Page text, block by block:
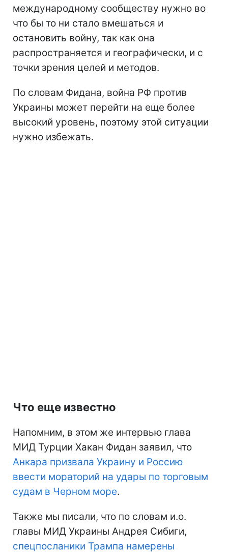
международному сообществу нужно во
что бы то ни стало вмешаться и
остановить войну, так как она
распространяется и географически, и с
точки зрения целей и методов.
По словам Фидана, война РФ против
Украины может перейти на еще более
высокий уровень, поэтому этой ситуации
нужно избежать.
Что еще известно
Напомним, в этом же интервью глава
МИД Турции Хакан Фидан заявил, что
Анкара призвала Украину и Россию
ввести мораторий на удары по торговым
судам в Черном море.
Также мы писали, что по словам и.о.
главы МИД Украины Андрея Сибиги,
спецпосланики Трампа намерены